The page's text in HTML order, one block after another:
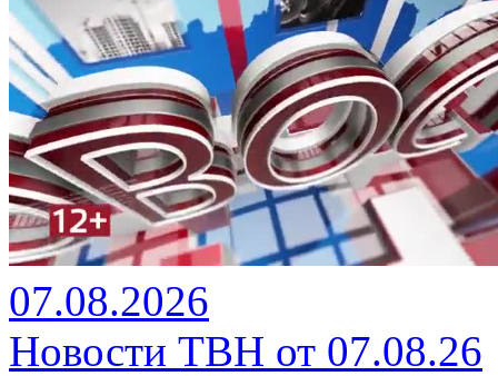
07.08.2026
Новости ТВН от 07.08.26